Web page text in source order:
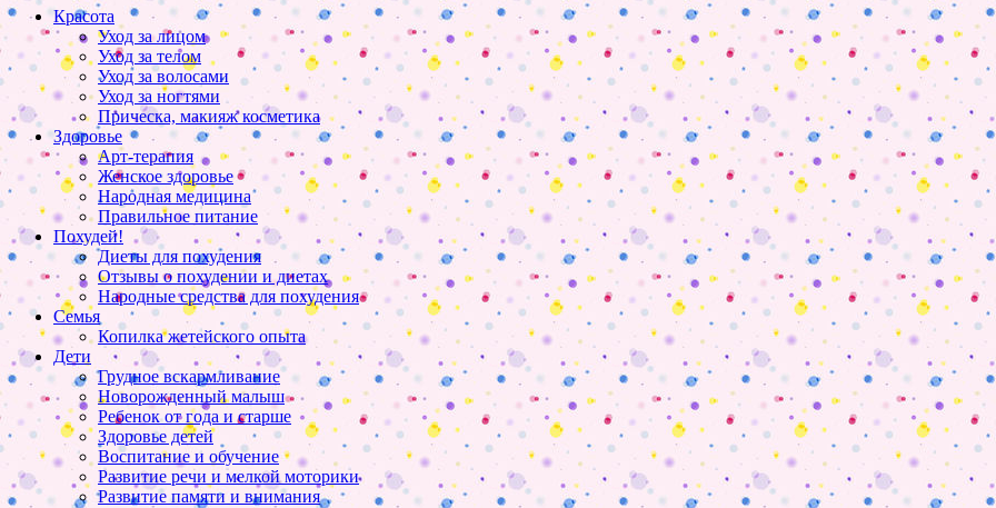
Красота
Уход за лицом
Уход за телом
Уход за волосами
Уход за ногтями
Прическа, макияж косметика
Здоровье
Арт-терапия
Женское здоровье
Народная медицина
Правильное питание
Похудей!
Диеты для похудения
Отзывы о похудении и диетах
Народные средства для похудения
Семья
Копилка жетейского опыта
Дети
Грудное вскармливание
Новорожденный малыш
Ребенок от года и старше
Здоровье детей
Воспитание и обучение
Развитие речи и мелкой моторики
Развитие памяти и внимания